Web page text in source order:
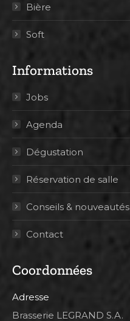
Bière
Soft
Informations
Jobs
Agenda
Dégustation
Réservation de salle
Conseils & nouveautés
Contact
Coordonnées
Adresse
Brasserie LEGRAND S.A.